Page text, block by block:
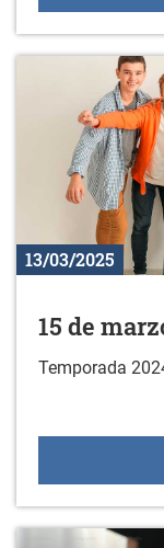
13/03/2025
15 de
Temporada